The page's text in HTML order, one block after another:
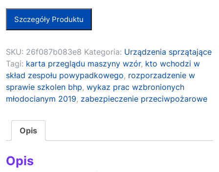
Szczegóły Produktu
SKU: 26f087b083e8 Kategoria: Urządzenia sprzątające
Tagi: karta przeglądu maszyny wzór, kto wchodzi w
skład zespołu powypadkowego, rozporzadzenie w
sprawie szkolen bhp, wykaz prac wzbronionych
młodocianym 2019, zabezpieczenie przeciwpożarowe
Opis
Opis